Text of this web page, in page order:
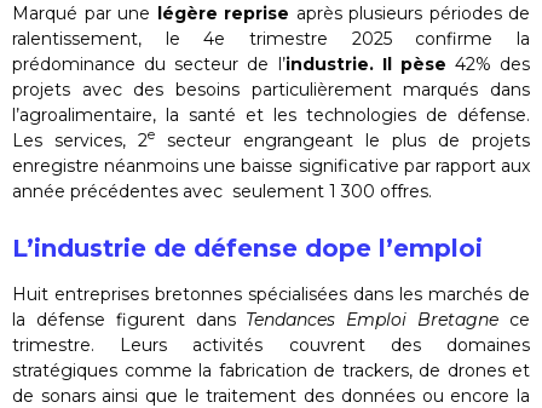
Marqué par une légère reprise après plusieurs périodes de
ralentissement, le 4e trimestre 2025 confirme la
prédominance du secteur de l’industrie. Il pèse 42% des
projets avec des besoins particulièrement marqués dans
l’agroalimentaire, la santé et les technologies de défense.
Les services, 2e
secteur engrangeant le plus de projets
enregistre néanmoins une baisse significative par rapport aux
année précédentes avec seulement 1 300 offres.
L’industrie de défense dope l’emploi
Huit entreprises bretonnes spécialisées dans les marchés de
la défense figurent dans Tendances Emploi Bretagne ce
trimestre. Leurs activités couvrent des domaines
stratégiques comme la fabrication de trackers, de drones et
de sonars ainsi que le traitement des données ou encore la